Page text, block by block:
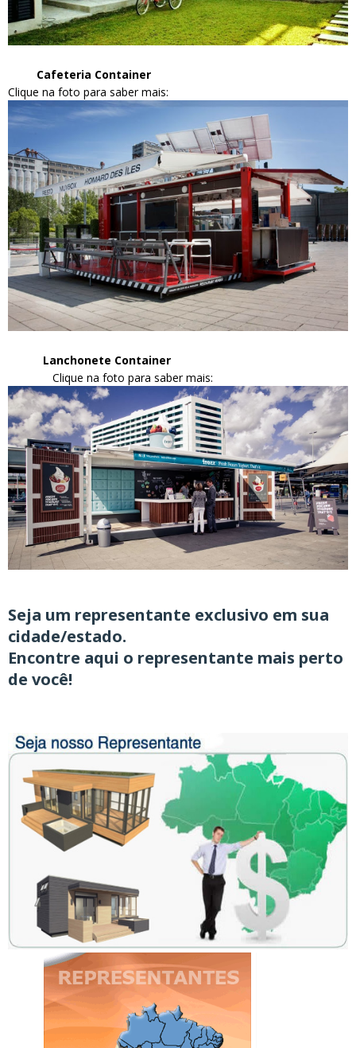
Cafeteria Container
Clique na foto para saber mais:
Lanchonete Container
Clique na foto para saber mais:
Seja um representante exclusivo em sua
cidade/estado.
Encontre aqui o representante mais perto
de você!